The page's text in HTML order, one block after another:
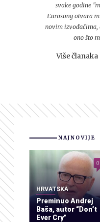
svake godine
Eurosong otvara
novim
ono što
Više članaka
NAJNOVIJE
HRVATSKA
Preminuo Andrej
Baša, autor “Don’t
Ever Cry”
0